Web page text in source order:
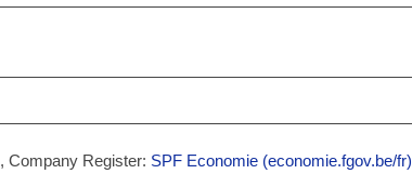
, Company Register: SPF Economie (economie.fgov.be/fr)